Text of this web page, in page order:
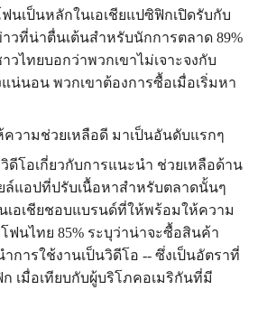
นเป็นหลักในเอเชียแปซิฟิกเปิดรับกับ
วที่น่าตื่นเต้นสำหรับนักการตลาด 89%
ไทยบอกว่าพวกเขาไม่เจาะจงกับ
น่นอน พวกเขาต้องการซื้อเมื่อเริ่มหา
วามช่วยเหลือดี มาเป็นอันดับแรกๆ
วิดีโอเกี่ยวกับการแนะนำ ช่วยเหลือด้าน
ล์แอปที่ปรับเนื้อหาสำหรับตลาดนั้นๆ
เอเชียชอบแบรนด์ที่ให้พร้อมให้ความ
ฟนไทย 85% ระบุว่าน่าจะซื้อสินค้า
การใช้งานเป็นวิดีโอ -- ซึ่งเป็นอัตราที่
เมื่อเทียบกับผู้บริโภคอเมริกันที่มี